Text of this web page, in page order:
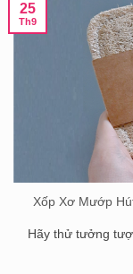
Xốp Xơ Mướp
Hãy thử tưởng
25
Th9